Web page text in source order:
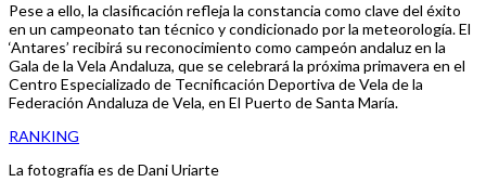
Pese a ello, la clasificación refleja la constancia como clave del éxito
en un campeonato tan técnico y condicionado por la meteorología. El
‘Antares’ recibirá su reconocimiento como campeón andaluz en la
Gala de la Vela Andaluza, que se celebrará la próxima primavera en el
Centro Especializado de Tecnificación Deportiva de Vela de la
Federación Andaluza de Vela, en El Puerto de Santa María.
RANKING
La fotografía es de Dani Uriarte